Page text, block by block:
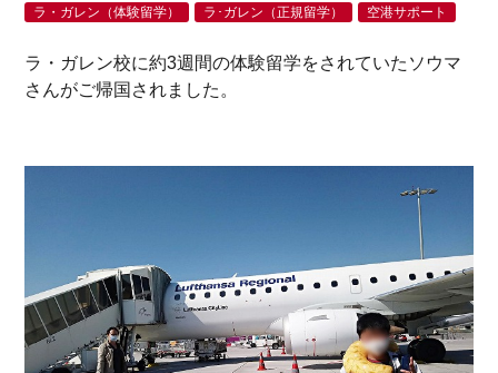
ラ・ガレン（体験留学）
ラ･ガレン（正規留学） 空港サポート
ラ・ガレン校に約3週間の体験留学をされていたソウマ
さんがご帰国されました。